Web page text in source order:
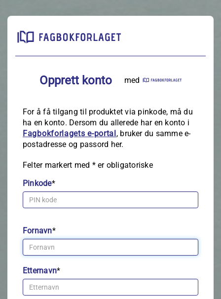
Opprett konto med
For å få tilgang til produktet via pinkode, må du
ha en konto. Dersom du allerede har en konto i
Fagbokforlagets e‑portal, bruker du samme e-
postadresse og passord her.
Felter markert med *er obligatoriske
Pinkode*
Fornavn*
Etternavn*